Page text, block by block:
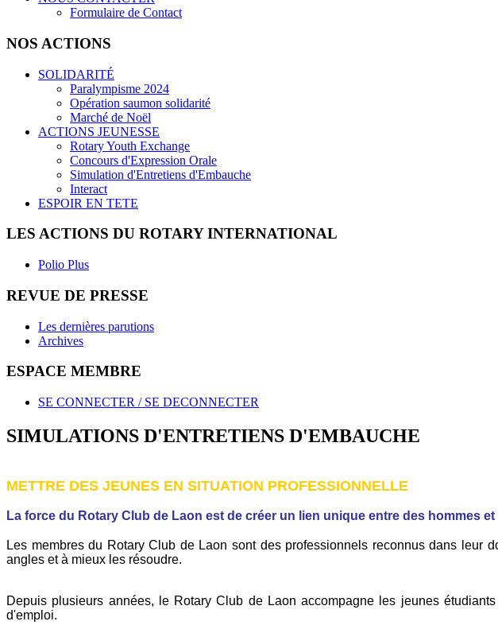
Formulaire de Contact
NOS ACTIONS
SOLIDARITÉ
Paralympisme 2024
Opération saumon solidarité
Marché de Noël
ACTIONS JEUNESSE
Rotary Youth Exchange
Concours d'Expression Orale
Simulation d'Entretiens d'Embauche
Interact
ESPOIR EN TETE
LES ACTIONS DU ROTARY INTERNATIONAL
Polio Plus
REVUE DE PRESSE
Les dernières parutions
Archives
ESPACE MEMBRE
SE CONNECTER / SE DECONNECTER
SIMULATIONS D'ENTRETIENS D'EMBAUCHE
METTRE DES JEUNES EN SITUATION PROFESSIONNELLE
La force du Rotary Club de Laon est de créer un lien unique entre des hommes
Les membres du Rotary Club de Laon sont des professionnels reconnus dans
angles et à mieux les résoudre.
Depuis plusieurs années, le Rotary Club de Laon accompagne les jeunes
d'emploi.